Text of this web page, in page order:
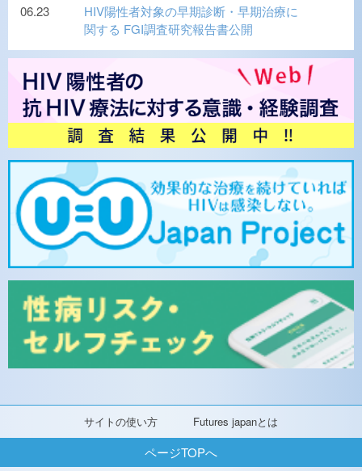
サイトの使い方 Futures japanとは
06.23
HIV陽性者対象の早期診断・早期治療に
関する FGI調査研究報告書公開
ページTOPへ